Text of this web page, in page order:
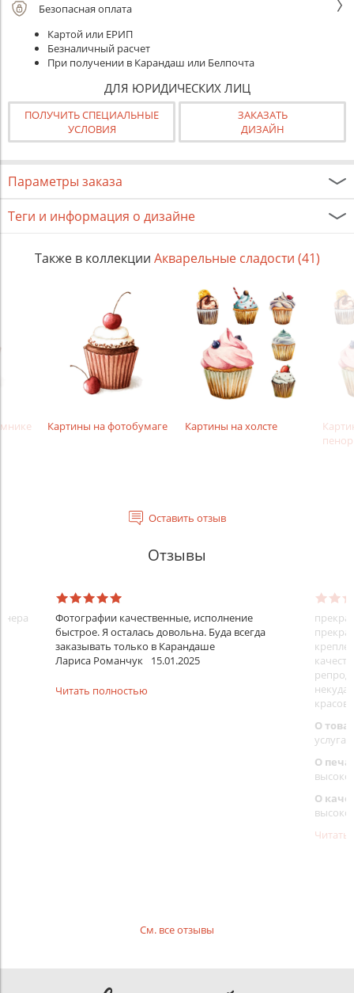
Безопасная оплата
Картой или ЕРИП
Безналичный расчет
При получении в Карандаш или Белпочта
ДЛЯ ЮРИДИЧЕСКИХ ЛИЦ
ПОЛУЧИТЬ СПЕЦИАЛЬНЫЕ
УСЛОВИЯ
ЗАКАЗАТЬ
ДИЗАЙН
Параметры заказа
Теги и информация о дизайне
Также в коллекции Акварельные сладости (41)
Картины на фотобумаге Картины на холсте
Оставить отзыв
Отзывы
Фотографии качественные, исполнение
быстрое. Я осталась довольна. Буда всегда
заказывать только в Карандаше
Лариса Романчук
15.01.2025
Читать полностью
О
услуга
О
О
Читать
См. все отзывы